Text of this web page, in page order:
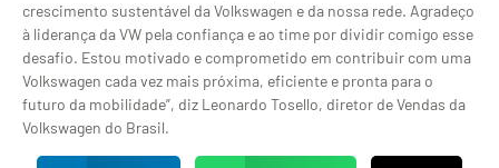
crescimento sustentável da Volkswagen e da nossa rede. Agradeço
à liderança da VW pela confiança e ao time por dividir comigo esse
desafio. Estou motivado e comprometido em contribuir com uma
Volkswagen cada vez mais próxima, eficiente e pronta para o
futuro da mobilidade”, diz Leonardo Tosello, diretor de Vendas da
Volkswagen do Brasil.